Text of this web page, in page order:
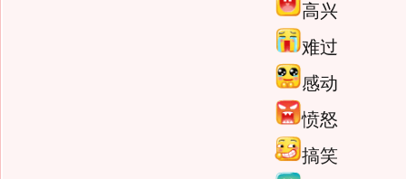
高兴
难过
感动
愤怒
搞笑